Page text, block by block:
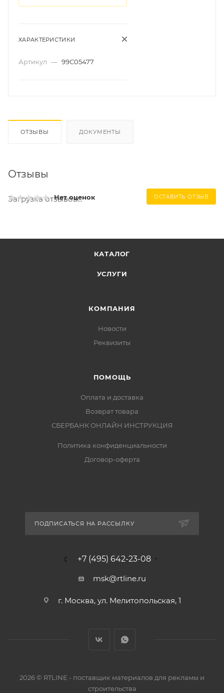
ХАРАКТЕРИСТИКИ
Артикул — 99C05477
ОТЗЫВЫ ДОКУМЕНТЫ
Отзывы
Нет оценок ОСТАВИТЬ ОТЗЫВ
Загрузка отзывов...
КАТАЛОГ
УСЛУГИ
КОМПАНИЯ
Новости
Реквизиты
ПОМОЩЬ
Оплата и доставка
Возврат товара
СБЕРБАНК ОНЛАЙН ИНСТРУКЦИЯ
Политика конфиденциальности
Договор-оферта
ПОДПИСАТЬСЯ НА РАССЫЛКУ
+7 (495) 642-23-08
msk@rtline.ru
г. Москва, ул. Мелитопольская, 1
2026 © RTLINE - поставщик материалов для рекламы и
строительства